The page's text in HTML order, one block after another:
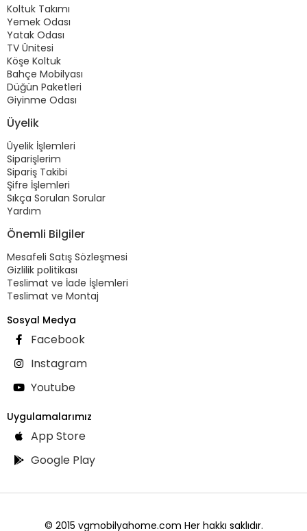
Koltuk Takımı
Yemek Odası
Yatak Odası
TV Ünitesi
Köşe Koltuk
Bahçe Mobilyası
Düğün Paketleri
Giyinme Odası
Üyelik
Üyelik İşlemleri
Siparişlerim
Sipariş Takibi
Şifre İşlemleri
Sıkça Sorulan Sorular
Yardım
Önemli Bilgiler
Mesafeli Satış Sözleşmesi
Gizlilik politikası
Teslimat ve İade İşlemleri
Teslimat ve Montaj
Sosyal Medya
Facebook
Instagram
Youtube
Uygulamalarımız
App Store
Google Play
© 2015 vgmobilyahome.com Her hakkı saklıdır.